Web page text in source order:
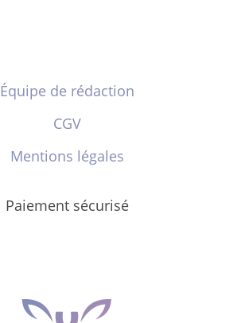
Équipe de rédaction
CGV
Mentions légales
Paiement sécurisé